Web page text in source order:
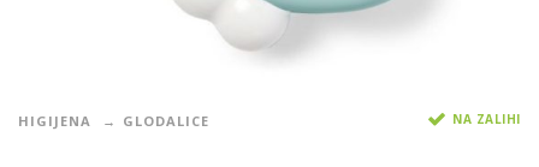
HIGIJENA GLODALICE NA ZALIHI